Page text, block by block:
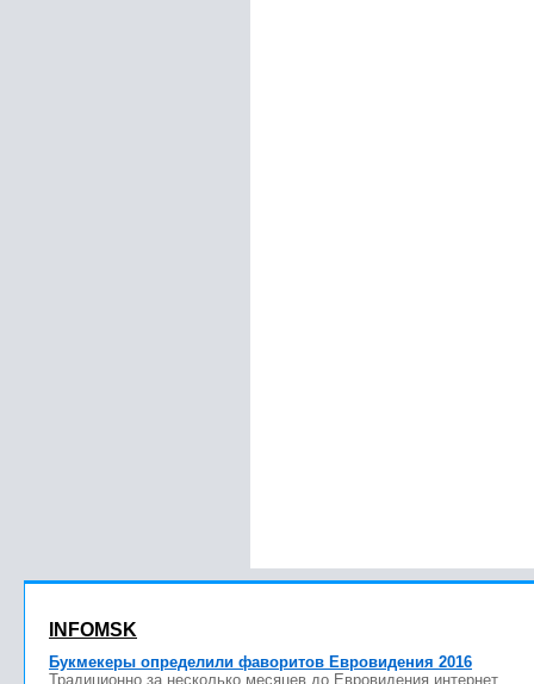
INFOMSK
Букмекеры определили фаворитов Евровидения 2016
Традиционно за несколько месяцев до Евровидения интернет